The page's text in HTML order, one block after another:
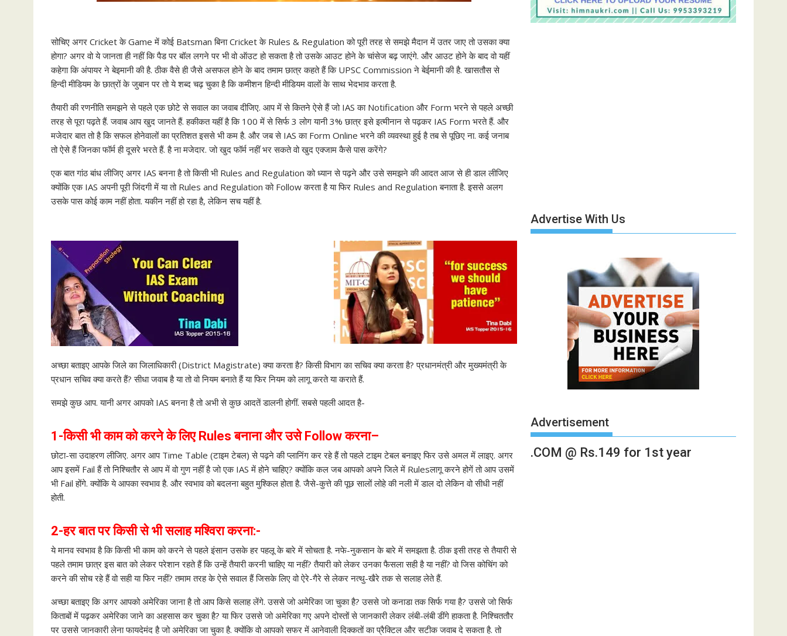
सोचिए अगर CricketकेGameमें कोई BatsmanबिनाCricketके Rules & Regulationको पूरी तरह से समझे मैदान में उतर जाए तो उसका क्या
होगा? अगर वो ये जानता ही नहीं कि पैड पर बॉल लगने पर भी वो ऑउट हो सकता है तो उसके आउट होने के चांसेज बढ़ जाएंगे. और आउट होने के बाद वो यहीं
कहेगा कि अंपायर ने बेइमानी की है. ठीक वैसे ही जैसे असफल होने के बाद तमाम छात्र कहते हैं कि UPSC Commissionने बेईमानी की है. खासतौस से
हिन्दी मीडियम के छात्रों के जुबान पर तो ये शब्द चढ़ चुका है कि कमीशन हिन्दी मीडियम वालों के साथ भेदभाव करता है.
तैयारी की रणनीति समझने से पहले एक छोटे से सवाल का जवाब दीजिए. आप में से कितने ऐसे हैं जो IASका Notification और Form भरने से पहले अच्छी
तरह से पूरा पढ़ते हैं. जवाब आप खुद जानते हैं. हकीकत यहीं है कि 100 में से सिर्फ 3 लोग यानी 3% छात्र इसे इत्मीनान से पढ़कर IAS Form भरते हैं. और
मजेदार बात तो है कि सफल होनेवालों का प्रतिशत इससे भी कम है. और जब से IASका Form Online भरने की व्यवस्था हुई है तब से पूछिए ना. कई जनाब
तो ऐसे हैं जिनका फॉर्म ही दूसरे भरते हैं. है ना मजेदार. जो खुद फॉर्म नहीं भर सकते वो खुद एक्जाम कैसे पास करेंगे?
एक बात गांठ बांध लीजिए अगर IAS बनना है तो किसी भी Rules and Regulation को ध्यान से पढ़ने और उसे समझने की आदत आज से ही डाल लीजिए
क्योंकि एक IAS अपनी पूरी जिंदगी में या तो Rules and Regulation को Follow करता है या फिर Rules and Regulation बनाता है. इससे अलग
उसके पास कोई काम नहीं होता. यकीन नहीं हो रहा है, लेकिन सच यहीं है.
अच्छा बताइए आपके जिले का जिलाधिकारी (District Magistrate) क्या करता है? किसी विभाग का सचिव क्या करता है? प्रधानमंत्री और मुख्यमंत्री के
प्रधान सचिव क्या करते हैं? सीधा जवाब है या तो वो नियम बनाते हैं या फिर नियम को लागू करते या कराते हैं.
समझे कुछ आप. यानी अगर आपको IAS बनना है तो अभी से कुछ आदतें डालनी होगीं. सबसे पहली आदत है-
1-किसी भी काम को करने के लिए Rules बनाना और उसे Followकरना–
छोटा-सा उदाहरण लीजिए. अगर आप Time Table (टाइम टेबल) से पढ़ने की प्लानिंग कर रहे हैं तो पहले टाइम टेबल बनाइए फिर उसे अमल में लाइए. अगर
आप इसमें Fail हैं तो निश्चितौर से आप में वो गुण नहीं है जो एक IAS में होने चाहिए? क्योंकि कल जब आपको अपने जिले में Rulesलागू करने होगें तो आप उसमें
भी Fail होंगे. क्योंकि ये आपका स्वभाव है. और स्वभाव को बदलना बहुत मुश्किल होता है. जैसे-कुत्ते की पूछ सालों लोहे की नली में डाल दो लेकिन वो सीधी नहीं
होती.
2-हर बात पर किसी से भी सलाह मश्विरा करना:-
ये मानव स्वभाव है कि किसी भी काम को करने से पहले इंसान उसके हर पहलू के बारे में सोचता है. नफे-नुकसान के बारे में समझता है. ठीक इसी तरह से तैयारी से
पहले तमाम छात्र इस बात को लेकर परेशान रहते हैं कि उन्हें तैयारी करनी चाहिए या नहीं? तैयारी को लेकर उनका फैसला सही है या नहीं? वो जिस कोचिंग को
करने की सोच रहे हैं वो सही या फिर नहीं? तमाम तरह के ऐसे सवाल हैं जिसके लिए वो ऐरे-गैरे से लेकर नत्थु-खैरे तक से सलाह लेते हैं.
अच्छा बताइए कि अगर आपको अमेरिका जाना है तो आप किसे सलाह लेंगे. उससे जो अमेरिका जा चुका है? उससे जो कनाडा तक सिर्फ गया है? उससे जो सिर्फ
किताबों में पढ़कर अमेरिका जाने का अहसास कर चुका है? या फिर उससे जो अमेरिका गए अपने दोस्तों से जानकारी लेकर लंबी-लंबी डींगे हाकता है. निश्चिततौर
पर उससे जानकारी लेना फायदेमंद है जो अमेरिका जा चुका है. क्योंकि वो आपको सफर में आनेवाली दिक्कतों का प्रैक्टिल और सटीक जवाब दे सकता है. तो
Advertise With Us
Advertisement
.COM @ Rs.149 for 1st year